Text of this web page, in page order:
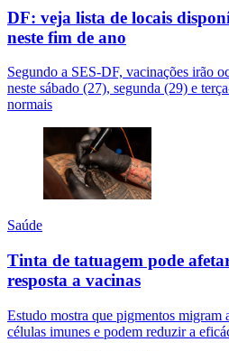
DF: veja lista de locais
neste fim de ano
Segundo a SES-DF, vacinações irão
neste sábado (27), segunda (29) e
normais
Saúde
Tinta de tatuagem pode
resposta a vacinas
Estudo mostra que pigmentos migram
células imunes e podem reduzir a